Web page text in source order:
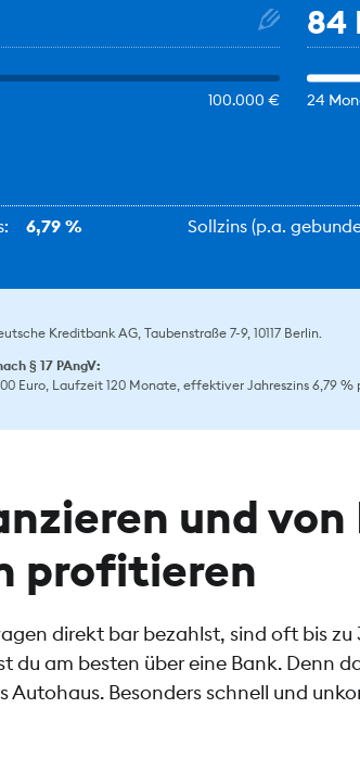
100.000 €
84
24
6,79 % Sollzins (p.a.
Kreditbank AG, Taubenstraße 7-9, 10117 Berlin.
§ 17 PAngV:
Euro, Laufzeit 120 Monate, effektiver Jahreszins 6,79 %
und
profitieren
direkt bar bezahlst, sind oft bis
du am besten über eine Bank. Denn
Autohaus. Besonders schnell und